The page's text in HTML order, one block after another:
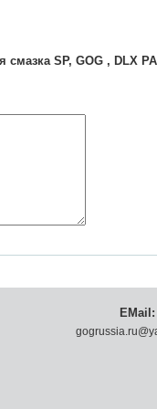
SP, GOG , DLX
EMail: